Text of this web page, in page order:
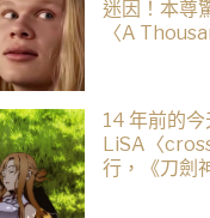
迷因！本尊
〈A
14 年前的今
LiSA〈
行，《刀劍